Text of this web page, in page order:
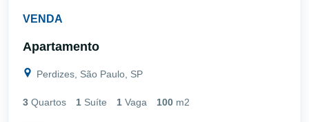
VENDA
Apartamento
Perdizes, São Paulo, SP
3 Quartos 1 Suíte 1 Vaga 100 m2